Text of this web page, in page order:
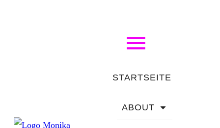
STARTSEITE
ABOUT